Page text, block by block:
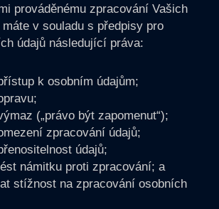
prováděnému zpracování Vašich
v souladu s předpisy pro
údajů následující práva:
k osobním údajům;
(„právo být zapomenut“);
zpracování údajů;
údajů;
námitku proti zpracování; a
stížnost na zpracování osobních